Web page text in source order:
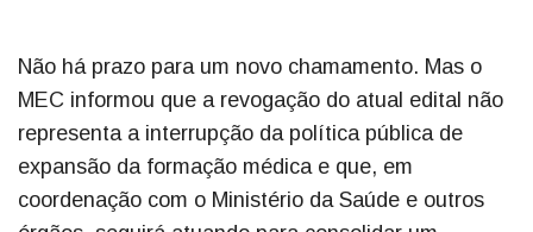
Não há prazo para um novo chamamento. Mas o
MEC informou que a revogação do atual edital não
representa a interrupção da política pública de
expansão da formação médica e que, em
coordenação com o Ministério da Saúde e outros